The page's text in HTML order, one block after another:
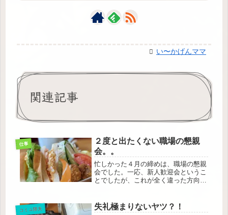
い〜かげんママ
関連記事
仕事
２度と出たくない職場の懇親
会。。
忙しかった４月の締めは、職場の懇親
会でした。一応、新人歓迎会というこ
とでしたが、これが全く違った方向
コミュ障夫 失礼極まりないヤツ？！